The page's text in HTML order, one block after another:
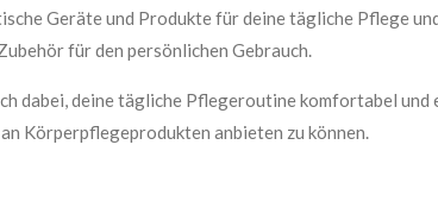
Geräte und Produkte für deine tägliche Pflege
für den persönlichen Gebrauch.
dabei, deine tägliche Pflegeroutine komfortabel
Körperpflegeprodukten anbieten zu können.